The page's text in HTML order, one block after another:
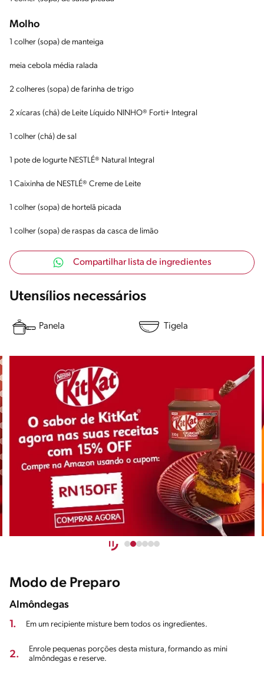
Molho
1 colher (sopa) de manteiga
meia cebola média ralada
2 colheres (sopa) de farinha de trigo
2 xícaras (chá) de Leite Líquido NINHO® Forti+ Integral
1 colher (chá) de sal
1 pote de Iogurte NESTLÉ® Natural Integral
1 Caixinha de NESTLÉ® Creme de Leite
1 colher (sopa) de hortelã picada
1 colher (sopa) de raspas da casca de limão
Compartilhar lista de ingredientes
Utensílios necessários
Panela Tigela
Modo de Preparo
Almôndegas
1.
Em um recipiente misture bem todos os ingredientes.
2.
Enrole pequenas porções desta mistura, formando as mini
almôndegas e reserve.